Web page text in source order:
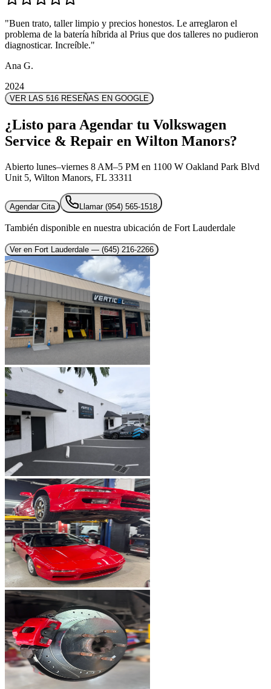
"Buen trato, taller limpio y precios honestos. Le arreglaron el
problema de la batería híbrida al Prius que dos talleres no pudieron
diagnosticar. Increíble."
Ana G.
2024
"Buen trato, taller limpio y precios honestos. Le arreglaron el
problema de la batería híbrida al Prius que dos talleres no pudieron
diagnosticar. Increíble."
Ana G.
2024
VER LAS 516 RESEÑAS EN GOOGLE
¿Listo para Agendar tu Volkswagen
Service & Repair en Wilton Manors?
Abierto lunes–viernes 8 AM–5 PM en 1100 W Oakland Park Blvd
Unit 5, Wilton Manors, FL 33311
Agendar Cita Llamar (954) 565-1518
También disponible en nuestra ubicación de Fort Lauderdale
Ver en Fort Lauderdale — (645) 216-2266